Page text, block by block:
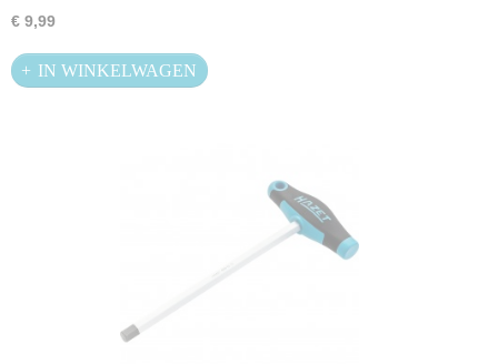
€ 9,99
IN WINKELWAGEN